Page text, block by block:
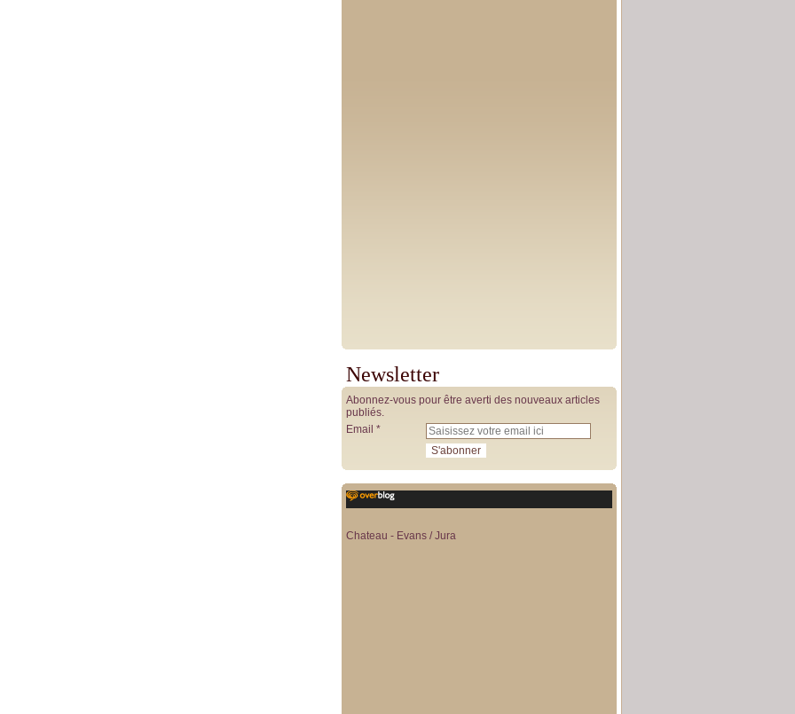
Newsletter
Abonnez-vous pour être averti des nouveaux articles
publiés.
Email
Chateau - Evans / Jura